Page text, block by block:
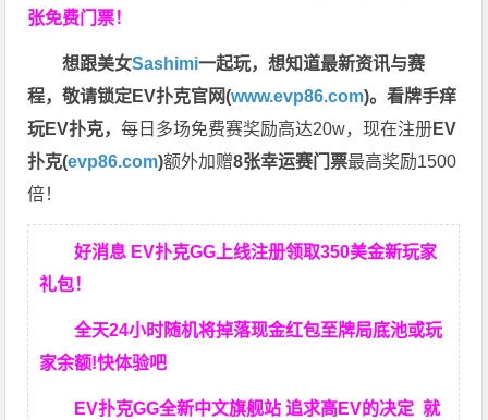
张免费门票！
想跟美女Sashimi一起玩，想知道最新资讯与赛
程，敬请锁定EV扑克官网(www.evp86.com)。看牌手痒
玩EV扑克，每日多场免费赛奖励高达20w，现在注册EV
扑克(evp86.com)额外加赠8张幸运赛门票最高奖励1500
倍！
好消息 EV扑克GG上线注册领取350美金新玩家
礼包！
全天24小时随机将掉落现金红包至牌局底池或玩
家余额!快体验吧
EV扑克GG全新中文旗舰站 追求高EV的决定就